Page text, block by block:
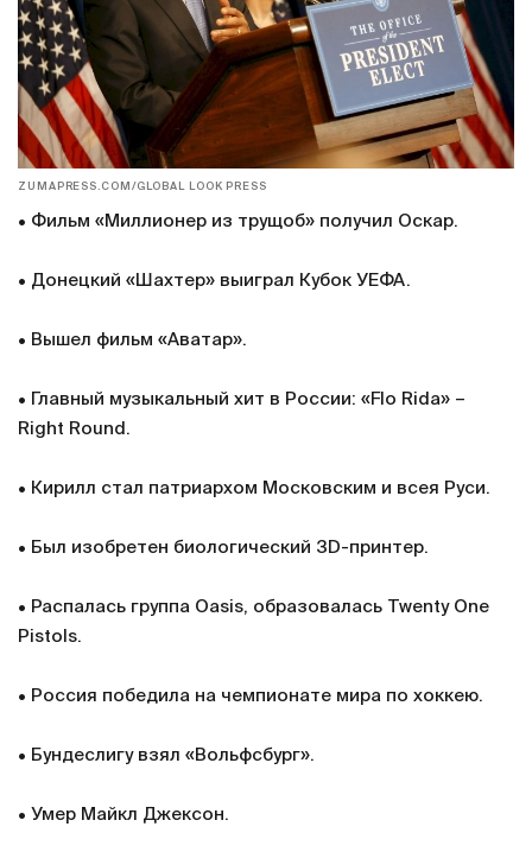
ZUMAPRESS.COM/GLOBAL LOOK PRESS
• Фильм «Миллионер из трущоб» получил Оскар.
• Донецкий «Шахтер» выиграл Кубок УЕФА.
• Вышел фильм «Аватар».
• Главный музыкальный хит в России: «Flo Rida» –
Right Round.
• Кирилл стал патриархом Московским и всея Руси.
• Был изобретен биологический 3D-принтер.
• Распалась группа Oasis, образовалась Twenty One
Pistols.
• Россия победила на чемпионате мира по хоккею.
• Бундеслигу взял «Вольфсбург».
• Умер Майкл Джексон.